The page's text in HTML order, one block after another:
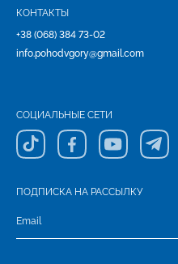
КОНТАКТЫ
+38 (068) 384 73-02
info.pohodvgory@gmail.com
СОЦИАЛЬНЫЕ СЕТИ
ПОДПИСКА НА РАССЫЛКУ